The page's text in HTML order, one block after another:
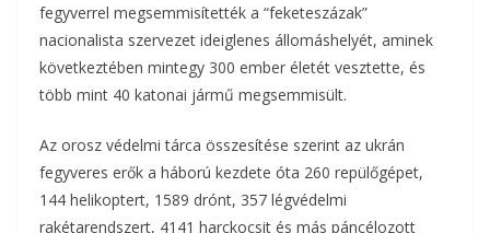
fegyverrel megsemmisítették a “feketeszázak”
nacionalista szervezet ideiglenes állomáshelyét, aminek
következtében mintegy 300 ember életét vesztette, és
több mint 40 katonai jármű megsemmisült.
Az orosz védelmi tárca összesítése szerint az ukrán
fegyveres erők a háború kezdete óta 260 repülőgépet,
144 helikoptert, 1589 drónt, 357 légvédelmi
rakétarendszert, 4141 harckocsit és más páncélozott